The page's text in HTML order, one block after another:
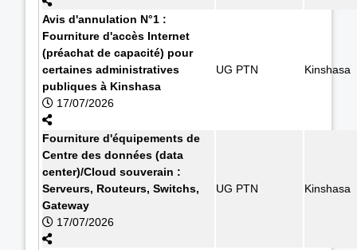
Avis d'annulation N°1 :
Fourniture d'accès Internet
(préachat de capacité) pour
certaines administratives
publiques à Kinshasa
17/07/2026
UG PTN Kinshasa
Fourniture d'équipements de
Centre des données (data
center)/Cloud souverain :
Serveurs, Routeurs, Switchs,
Gateway
17/07/2026
UG PTN Kinshasa